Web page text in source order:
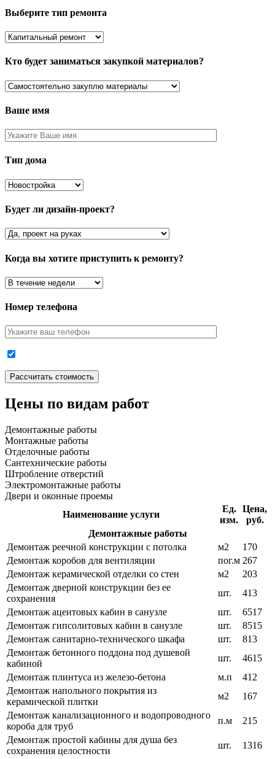
Выберите тип ремонта
Кто будет заниматься закупкой материалов?
Ваше имя
Тип дома
Будет ли дизайн-проект?
Когда вы хотите приступить к ремонту?
Номер телефона
Цены по видам работ
Демонтажные работы
Монтажные работы
Отделочные работы
Сантехнические работы
Штробление отверстий
Электромонтажные работы
Двери и оконные проемы
Наименование услуги
Ед.
изм.
Цена,
руб.
Демонтажные работы
Демонтаж реечной конструкции с потолка
м2
170
Демонтаж коробов для вентиляции
пог.м 267
Демонтаж керамической отделки со стен
м2
203
Демонтаж дверной конструкции без ее
сохранения
шт.
413
Демонтаж ацеитовых кабин в санузле
шт.
6517
Демонтаж гипсолитовых кабин в санузле
шт.
8515
Демонтаж санитарно-технического шкафа
шт.
813
Демонтаж бетонного поддона под душевой
кабиной
шт.
4615
Демонтаж плинтуса из железо-бетона
м.п
412
Демонтаж напольного покрытия из
керамической плитки
м2
167
Демонтаж канализационного и водопроводного
короба для труб
п.м
215
Демонтаж простой кабины для душа без
сохранения целостности
шт.
1316